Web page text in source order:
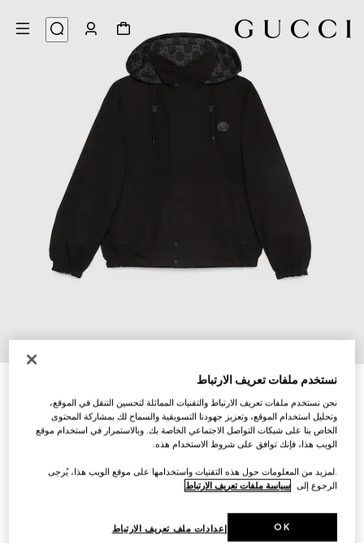
جاكيت بوجهَين من النايلون المقاوم للتمزّق بنقش GG
SAR 8,350
تنويعاتأسود ورمادي
نستخدم ملفات تعريف الارتباط
نحن نستخدم ملفات تعريف الارتباط والتقنيات المماثلة لتحسين التنقل في الموقع،
وتحليل استخدام الموقع، وتعزيز جهودنا التسويقية والسماح لك بمشاركة المحتوى
الخاص بنا على شبكات التواصل الاجتماعي الخاصة بك. وبالاستمرار في استخدام موقع
الويب هذا، فإنك توافق على شروط الاستخدام هذه.
.لمزيد من المعلومات حول هذه التقنيات واستخدامها على موقع الويب هذا، يُرجى
الرجوع إلى سياسة ملفات تعريف الارتباط
إعدادات ملف تعريف الارتباط OK